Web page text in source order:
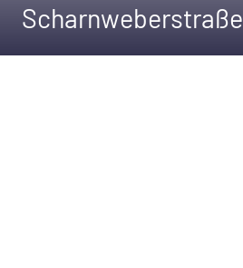
Scharnweberstraße